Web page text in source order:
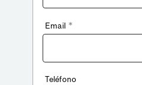
Email *
Teléfono